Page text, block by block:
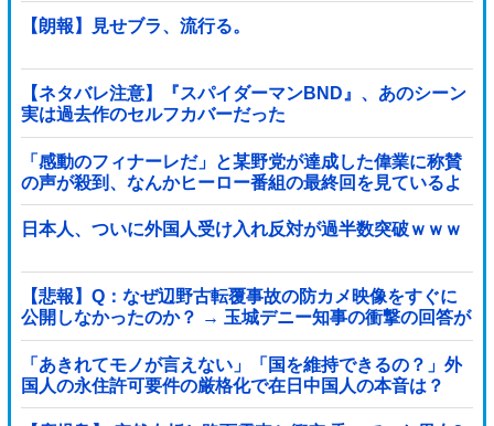
【朗報】見せブラ、流行る。
【ネタバレ注意】『スパイダーマンBND』、あのシーン
実は過去作のセルフカバーだった
「感動のフィナーレだ」と某野党が達成した偉業に称賛
の声が殺到、なんかヒーロー番組の最終回を見ているよ
うな気分に……他
日本人、ついに外国人受け入れ反対が過半数突破ｗｗｗ
【悲報】Q：なぜ辺野古転覆事故の防カメ映像をすぐに
公開しなかったのか？ → 玉城デニー知事の衝撃の回答が
コチラ → ｗｗｗｗｗｗｗｗｗｗｗｗｗｗｗ
「あきれてモノが言えない」「国を維持できるの？」外
国人の永住許可要件の厳格化で在日中国人の本音は？